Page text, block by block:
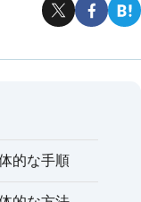
的な手順